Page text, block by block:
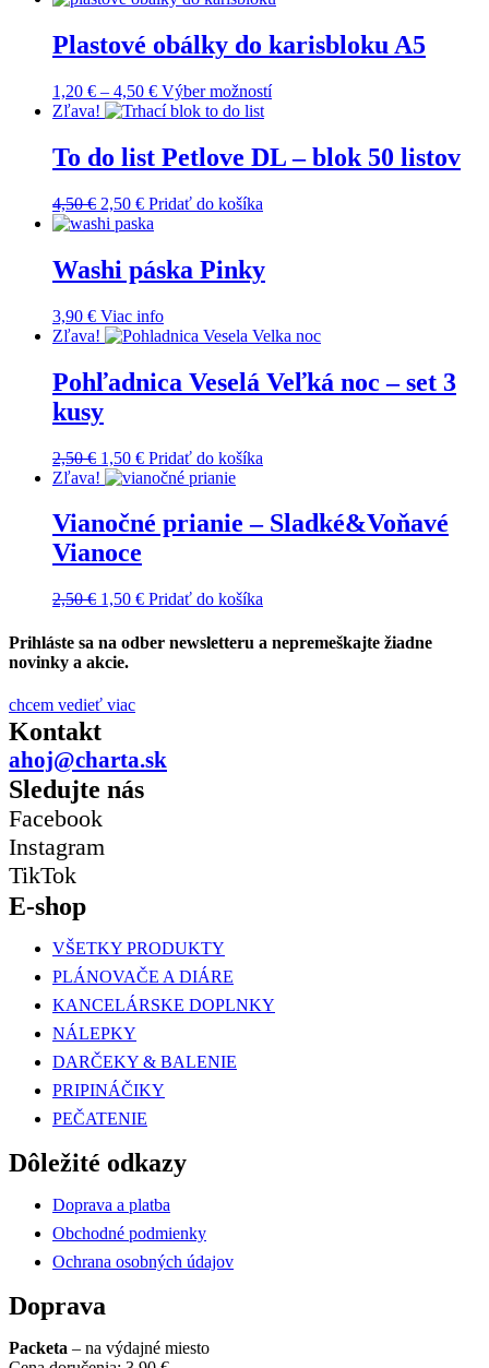
Plastové obálky do karisbloku A5
1,20 € – 4,50 € Výber možností
Zľava!
To do list Petlove DL – blok 50 listov
4,50€ 2,50 € Pridať do košíka
Washi páska Pinky
3,90 € Viac info
Zľava!
Pohľadnica Veselá Veľká noc – set 3
kusy
2,50€ 1,50 € Pridať do košíka
Zľava!
Vianočné prianie – Sladké&Voňavé
Vianoce
2,50€ 1,50 € Pridať do košíka
Prihláste sa na odber newsletteru a nepremeškajte žiadne
novinky a akcie.
chcem vedieť viac
Kontakt
ahoj@charta.sk
Sledujte nás
Facebook
Instagram
TikTok
E-shop
VŠETKY PRODUKTY
PLÁNOVAČE A DIÁRE
KANCELÁRSKE DOPLNKY
NÁLEPKY
DARČEKY & BALENIE
PRIPINÁČIKY
PEČATENIE
Dôležité odkazy
Doprava a platba
Obchodné podmienky
Ochrana osobných údajov
Doprava
Packeta – na výdajné miesto